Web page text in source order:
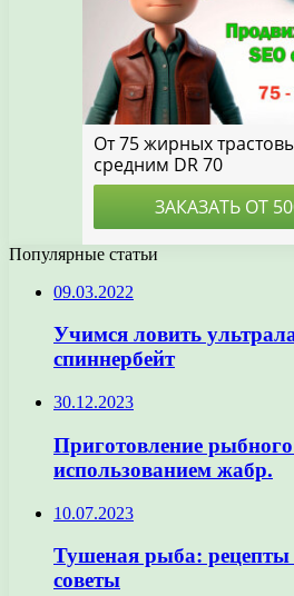
Популярные статьи
09.03.2022
Учимся ловить
спиннербейт
30.12.2023
Приготовление рыбного
использованием жабр.
10.07.2023
Тушеная рыба: рецепты
советы